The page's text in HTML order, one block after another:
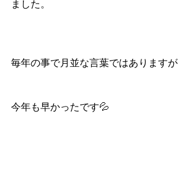
ました。
毎年の事で月並な言葉ではありますが
今年も早かったです💦